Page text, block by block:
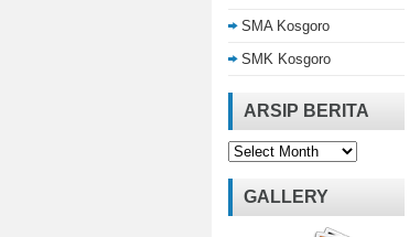
SMA Kosgoro
SMK Kosgoro
ARSIP BERITA
Arsip
Berita
GALLERY